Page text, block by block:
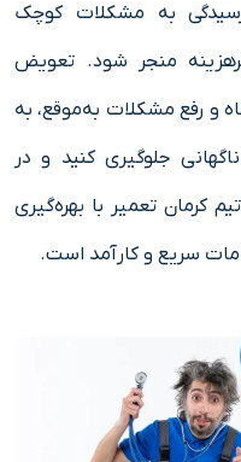
به مشکلات کوچک
منجر شود. تعویض
و رفع مشکلات به‌موقع، به
جلوگیری کنید و در
کرمان تعمیر با بهره‌گیری
سریع و کارآمد است.